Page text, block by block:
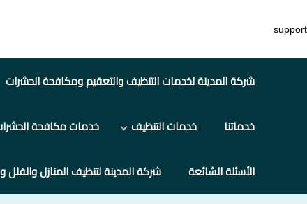
شركة المدينة لخدمات التنظيف والتعقيم ومكافحة الحشرات
خدماتنا خدمات التنظيف خدمات مكافحة
الأسئلة الشائعة شركة المدينة لتنظيف المنازل